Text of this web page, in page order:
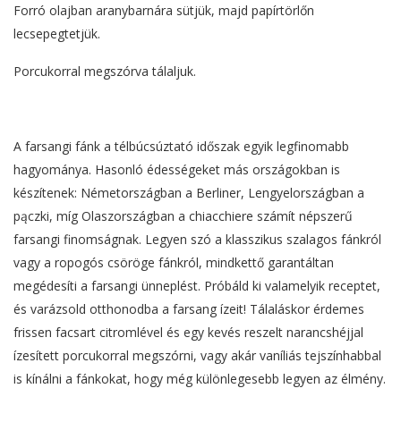
Forró olajban aranybarnára sütjük, majd papírtörlőn
lecsepegtetjük.
Porcukorral megszórva tálaljuk.
A farsangi fánk a télbúcsúztató időszak egyik legfinomabb
hagyománya. Hasonló édességeket más országokban is
készítenek: Németországban a Berliner, Lengyelországban a
pączki, míg Olaszországban a chiacchiere számít népszerű
farsangi finomságnak. Legyen szó a klasszikus szalagos fánkról
vagy a ropogós csöröge fánkról, mindkettő garantáltan
megédesíti a farsangi ünneplést. Próbáld ki valamelyik receptet,
és varázsold otthonodba a farsang ízeit! Tálaláskor érdemes
frissen facsart citromlével és egy kevés reszelt narancshéjjal
ízesített porcukorral megszórni, vagy akár vaníliás tejszínhabbal
is kínálni a fánkokat, hogy még különlegesebb legyen az élmény.